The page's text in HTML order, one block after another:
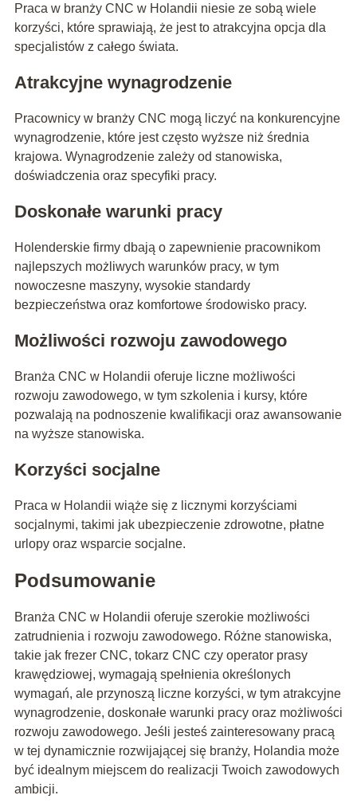
Praca w branży CNC w Holandii niesie ze sobą wiele
korzyści, które sprawiają, że jest to atrakcyjna opcja dla
specjalistów z całego świata.
Atrakcyjne wynagrodzenie
Pracownicy w branży CNC mogą liczyć na konkurencyjne
wynagrodzenie, które jest często wyższe niż średnia
krajowa. Wynagrodzenie zależy od stanowiska,
doświadczenia oraz specyfiki pracy.
Doskonałe warunki pracy
Holenderskie firmy dbają o zapewnienie pracownikom
najlepszych możliwych warunków pracy, w tym
nowoczesne maszyny, wysokie standardy
bezpieczeństwa oraz komfortowe środowisko pracy.
Możliwości rozwoju zawodowego
Branża CNC w Holandii oferuje liczne możliwości
rozwoju zawodowego, w tym szkolenia i kursy, które
pozwalają na podnoszenie kwalifikacji oraz awansowanie
na wyższe stanowiska.
Korzyści socjalne
Praca w Holandii wiąże się z licznymi korzyściami
socjalnymi, takimi jak ubezpieczenie zdrowotne, płatne
urlopy oraz wsparcie socjalne.
Podsumowanie
Branża CNC w Holandii oferuje szerokie możliwości
zatrudnienia i rozwoju zawodowego. Różne stanowiska,
takie jak frezer CNC, tokarz CNC czy operator prasy
krawędziowej, wymagają spełnienia określonych
wymagań, ale przynoszą liczne korzyści, w tym atrakcyjne
wynagrodzenie, doskonałe warunki pracy oraz możliwości
rozwoju zawodowego. Jeśli jesteś zainteresowany pracą
w tej dynamicznie rozwijającej się branży, Holandia może
być idealnym miejscem do realizacji Twoich zawodowych
ambicji.